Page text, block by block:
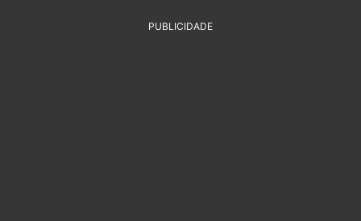
PUBLICIDADE